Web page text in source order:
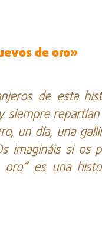
de oro»
de esta
siempre
un día, una
imagináis si os
es una